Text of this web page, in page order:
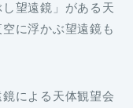
望遠鏡」がある天
に浮かぶ望遠鏡も
による天体観望会